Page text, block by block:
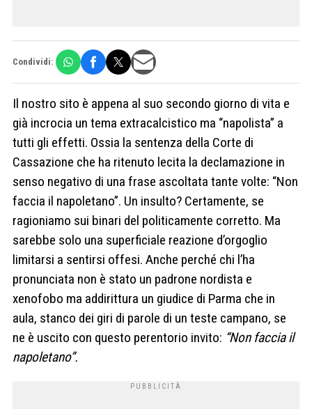
Condividi:
Il nostro sito è appena al suo secondo giorno di vita e
già incrocia un tema extracalcistico ma “napolista” a
tutti gli effetti. Ossia la sentenza della Corte di
Cassazione che ha ritenuto lecita la declamazione in
senso negativo di una frase ascoltata tante volte: “Non
faccia il napoletano”. Un insulto? Certamente, se
ragioniamo sui binari del politicamente corretto. Ma
sarebbe solo una superficiale reazione d’orgoglio
limitarsi a sentirsi offesi. Anche perché chi l’ha
pronunciata non è stato un padrone nordista e
xenofobo ma addirittura un giudice di Parma che in
aula, stanco dei giri di parole di un teste campano, se
ne è uscito con questo perentorio invito: “Non faccia il
napoletano”.